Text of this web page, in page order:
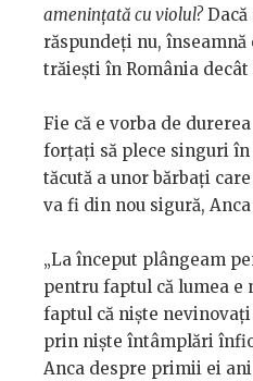
amenințată cu violul?
răspundeți nu, înseamnă
trăiești în România decât
Fie că e vorba de
forțați să plece singuri
tăcută a unor bărbați
va fi din nou sigură,
„La început plângeam
pentru faptul că lumea e
faptul că niște
prin niște întâmplări
Anca despre primii ei